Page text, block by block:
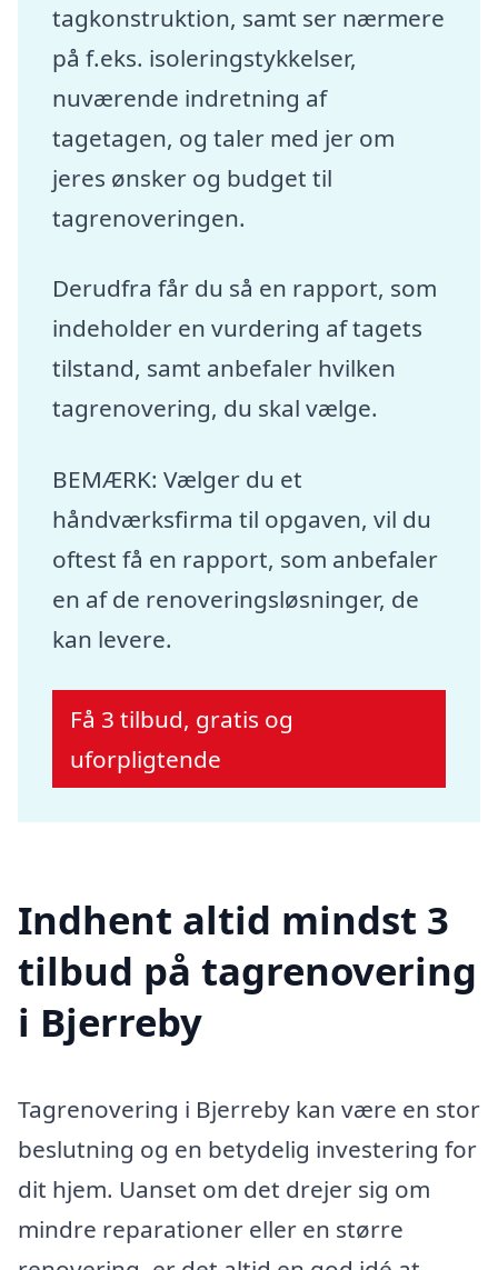
tagkonstruktion, samt ser nærmere
på f.eks. isoleringstykkelser,
nuværende indretning af
tagetagen, og taler med jer om
jeres ønsker og budget til
tagrenoveringen.
Derudfra får du så en rapport, som
indeholder en vurdering af tagets
tilstand, samt anbefaler hvilken
tagrenovering, du skal vælge.
BEMÆRK: Vælger du et
håndværksfirma til opgaven, vil du
oftest få en rapport, som anbefaler
en af de renoveringsløsninger, de
kan levere.
Få 3 tilbud, gratis og
uforpligtende
Indhent altid mindst 3
tilbud på tagrenovering
i Bjerreby
Tagrenovering i Bjerreby kan være en stor
beslutning og en betydelig investering for
dit hjem. Uanset om det drejer sig om
mindre reparationer eller en større